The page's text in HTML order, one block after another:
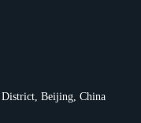
District, Beijing, China